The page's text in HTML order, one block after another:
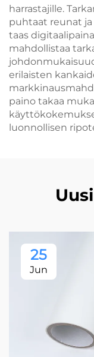
harrastajille.
puhtaat reunat
taas
mahdollistaa
erilaisten
paino takaa
luonnollisen
25
Jun